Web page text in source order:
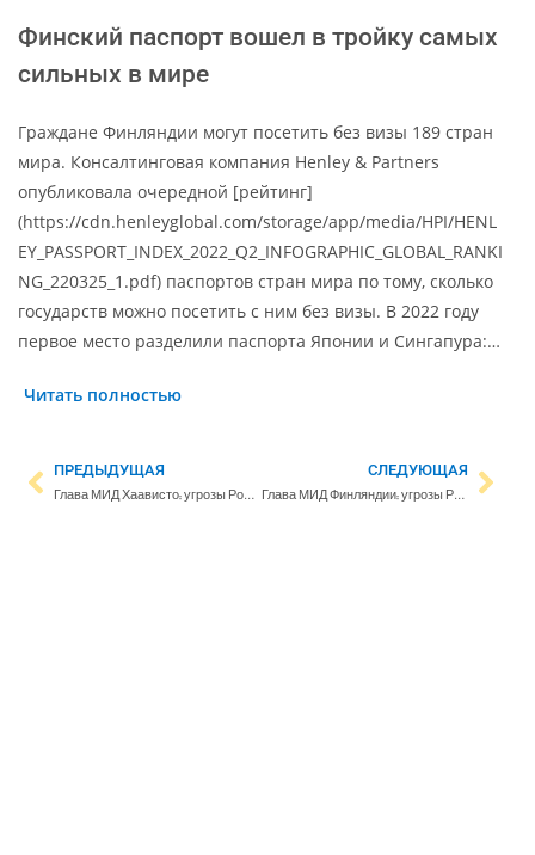
Финский паспорт вошел в тройку самых
сильных в мире
Граждане Финляндии могут посетить без визы 189 стран
мира. Консалтинговая компания Henley & Partners
опубликовала очередной [рейтинг]
(https://cdn.henleyglobal.com/storage/app/media/HPI/HENL
EY_PASSPORT_INDEX_2022_Q2_INFOGRAPHIC_GLOBAL_RANKI
NG_220325_1.pdf) паспортов стран мира по тому, сколько
государств можно посетить с ним без визы. В 2022 году
первое место разделили паспорта Японии и Сингапура:…
Читать полностью
ПРЕДЫДУЩАЯ
Глава МИД Хаависто: угрозы России о «последствиях» вступления в НАТО не влияют на решение Финляндии
СЛЕДУЮЩАЯ
Глава МИД Финляндии: угрозы России не влияют на наше решение о вступлении в НАТО